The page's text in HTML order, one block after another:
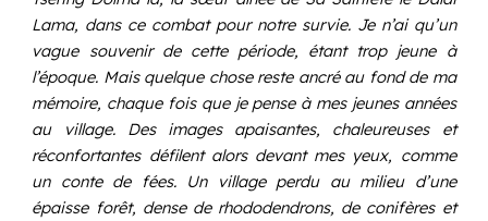
Lama, dans ce combat pour notre survie. Je n’ai qu’un
vague souvenir de cette période, étant trop jeune à
l’époque. Mais quelque chose reste ancré au fond de ma
mémoire, chaque fois que je pense à mes jeunes années
au village. Des images apaisantes, chaleureuses et
réconfortantes défilent alors devant mes yeux, comme
un conte de fées. Un village perdu au milieu d’une
épaisse forêt, dense de rhododendrons, de conifères et